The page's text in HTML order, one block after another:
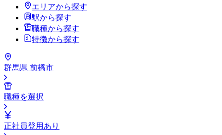
エリアから探す
駅から探す
職種から探す
特徴から探す
群馬県 前橋市
職種を選択
正社員登用あり